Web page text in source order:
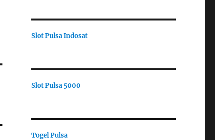
Slot Pulsa Indosat
Slot Pulsa 5000
Togel Pulsa